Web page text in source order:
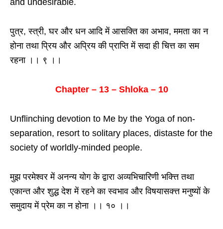
पुत्र, स्त्री, घर और धन आदि में आसक्ति का अभाव, ममता का न
होना तथा प्रिय और अप्रिय की प्राप्ति में सदा ही चित्त का सम
रहना ।। ९ ।।
Chapter – 13 – Shloka – 10
Unflinching devotion to Me by the Yoga of non-
separation, resort to solitary places, distaste for the
society of worldly-minded people.
मुझ परमेश्वर में अनन्य योग के द्वारा अव्यभिचारिणी भक्त्ति तथा
एकान्त और शुद्ध देश में रहने का स्वभाव और विषयासक्त्त मनुष्यों के
समुदाय में प्रेम का न होना ।। १० ।।